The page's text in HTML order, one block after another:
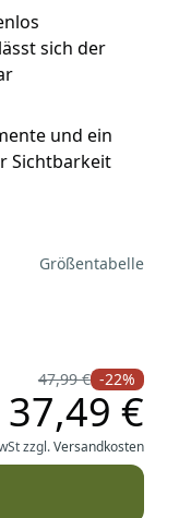
sich der
und ein
Sichtbarkeit
Größentabelle
47,99 € -22%
37,49 €
zzgl.Versandkosten